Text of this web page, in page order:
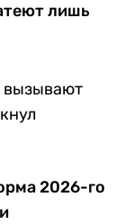
лишь
вызывают
2026-го